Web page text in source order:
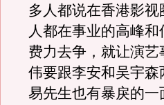
多人都说在香港影
人都在事业的高峰
费力去争，就让演
伟要跟李安和吴宇
易先生也有暴戾的